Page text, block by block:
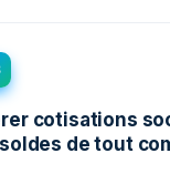
cotisations
de tout